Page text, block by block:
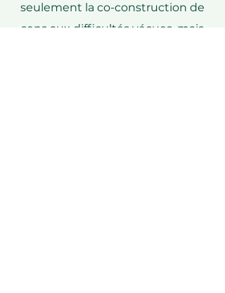
seulement la co-construction de
sens aux difficultés vécues, mais